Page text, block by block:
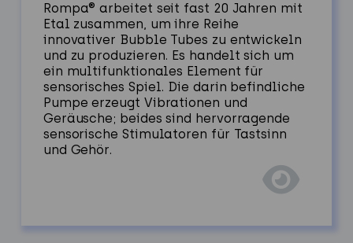
Rompa® arbeitet seit fast 20 Jahren mit
Etal zusammen, um ihre Reihe
innovativer Bubble Tubes zu entwickeln
und zu produzieren. Es handelt sich um
ein multifunktionales Element für
sensorisches Spiel. Die darin befindliche
Pumpe erzeugt Vibrationen und
Geräusche; beides sind hervorragende
sensorische Stimulatoren für Tastsinn
und Gehör.